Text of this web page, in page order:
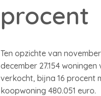
procent
Ten opzichte van
december 27.154
verkocht, bijna 16 procent
koopwoning 480.051 euro.